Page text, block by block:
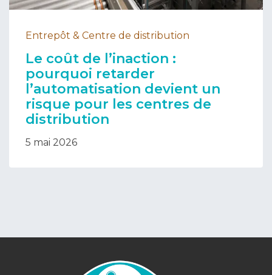
Entrepôt & Centre de distribution
Le coût de l’inaction :
pourquoi retarder
l’automatisation devient un
risque pour les centres de
distribution
5 mai 2026